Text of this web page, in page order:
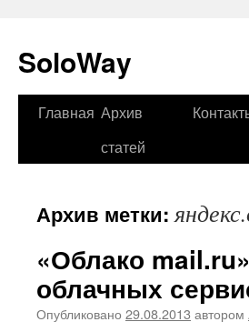
SoloWay
Перейти
Главная Архив
статей
Архив метки:
«Облако
облачных
Опубликовано 29.08.2013 автором